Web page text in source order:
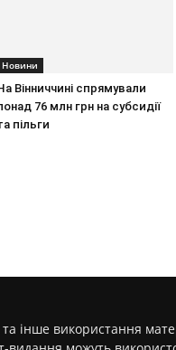
Новини
Вінниччині спрямували
76 млн грн на субсидії
пільги
інше використання